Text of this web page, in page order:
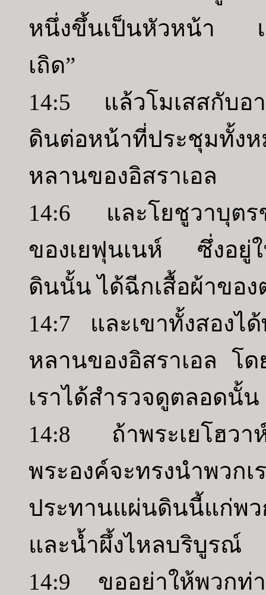
หนึ่งขึ้นเป็นหัวหน้า แ
เถิด”
14:5 แล้วโมเสสกับอ
ดินต่อหน้าที่ประชุมทั้ง
หลานของอิสราเอล
14:6 และโยชูวาบุตร
ของเยฟุนเนห์ ซึ่งอยู่ใ
ดินนั้น ได้ฉีกเสื้อผ้าของ
14:7 และเขาทั้งสอง
หลานของอิสราเอล โ
เราได้สำรวจดูตลอดนั้
14:8 ถ้าพระเยโฮว
พระองค์จะทรงนำพวก
ประทานแผ่นดินนี้แก่
และน้ำผึ้งไหลบริบูรณ์
14:9 ขออย่าให้พวกท่